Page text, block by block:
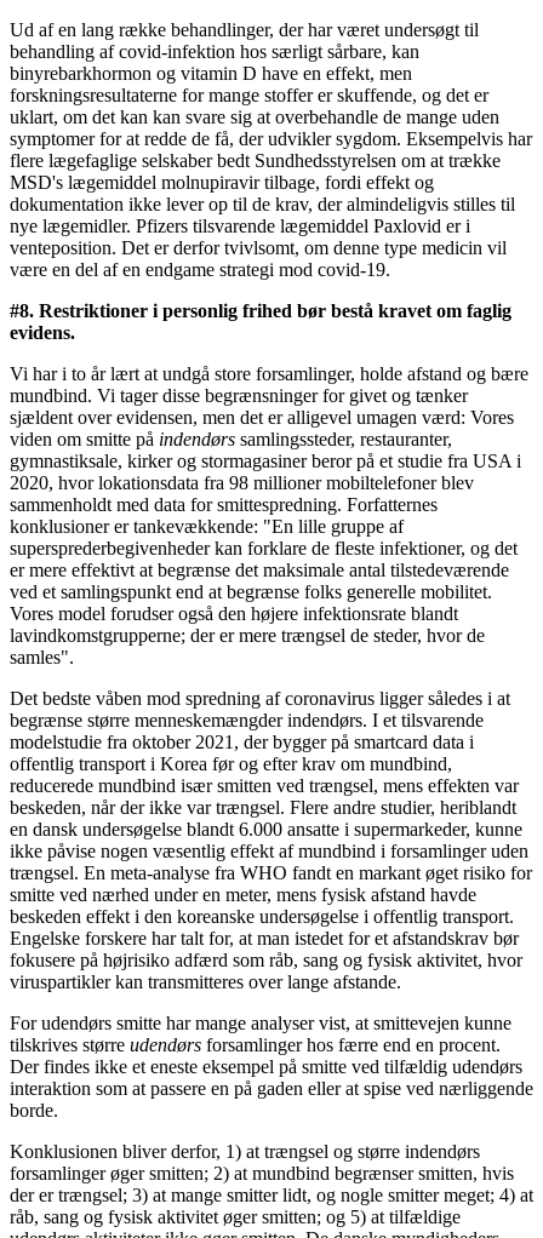
Ud af en lang række behandlinger, der har været undersøgt til
behandling af covid-infektion hos særligt sårbare, kan
binyrebarkhormon og vitamin D have en effekt, men
forskningsresultaterne for mange stoffer er skuffende, og det er
uklart, om det kan kan svare sig at overbehandle de mange uden
symptomer for at redde de få, der udvikler sygdom. Eksempelvis har
flere lægefaglige selskaber bedt Sundhedsstyrelsen om at trække
MSD's lægemiddel molnupiravir tilbage, fordi effekt og
dokumentation ikke lever op til de krav, der almindeligvis stilles til
nye lægemidler. Pfizers tilsvarende lægemiddel Paxlovid er i
venteposition. Det er derfor tvivlsomt, om denne type medicin vil
være en del af en endgame strategi mod covid-19.
#8. Restriktioner i personlig frihed bør bestå kravet om faglig
evidens.
Vi har i to år lært at undgå store forsamlinger, holde afstand og bære
mundbind. Vi tager disse begrænsninger for givet og tænker
sjældent over evidensen, men det er alligevel umagen værd: Vores
viden om smitte på indendørs samlingssteder, restauranter,
gymnastiksale, kirker og stormagasiner beror på et studie fra USA i
2020, hvor lokationsdata fra 98 millioner mobiltelefoner blev
sammenholdt med data for smittespredning. Forfatternes
konklusioner er tankevækkende: "En lille gruppe af
supersprederbegivenheder kan forklare de fleste infektioner, og det
er mere effektivt at begrænse det maksimale antal tilstedeværende
ved et samlingspunkt end at begrænse folks generelle mobilitet.
Vores model forudser også den højere infektionsrate blandt
lavindkomstgrupperne; der er mere trængsel de steder, hvor de
samles".
Det bedste våben mod spredning af coronavirus ligger således i at
begrænse større menneskemængder indendørs. I et tilsvarende
modelstudie fra oktober 2021, der bygger på smartcard data i
offentlig transport i Korea før og efter krav om mundbind,
reducerede mundbind især smitten ved trængsel, mens effekten var
beskeden, når der ikke var trængsel. Flere andre studier, heriblandt
en dansk undersøgelse blandt 6.000 ansatte i supermarkeder, kunne
ikke påvise nogen væsentlig effekt af mundbind i forsamlinger uden
trængsel. En meta-analyse fra WHO fandt en markant øget risiko for
smitte ved nærhed under en meter, mens fysisk afstand havde
beskeden effekt i den koreanske undersøgelse i offentlig transport.
Engelske forskere har talt for, at man istedet for et afstandskrav bør
fokusere på højrisiko adfærd som råb, sang og fysisk aktivitet, hvor
viruspartikler kan transmitteres over lange afstande.
For udendørs smitte har mange analyser vist, at smittevejen kunne
tilskrives større udendørs forsamlinger hos færre end en procent.
Der findes ikke et eneste eksempel på smitte ved tilfældig udendørs
interaktion som at passere en på gaden eller at spise ved nærliggende
borde.
Konklusionen bliver derfor, 1) at trængsel og større indendørs
forsamlinger øger smitten; 2) at mundbind begrænser smitten, hvis
der er trængsel; 3) at mange smitter lidt, og nogle smitter meget; 4) at
råb, sang og fysisk aktivitet øger smitten; og 5) at tilfældige